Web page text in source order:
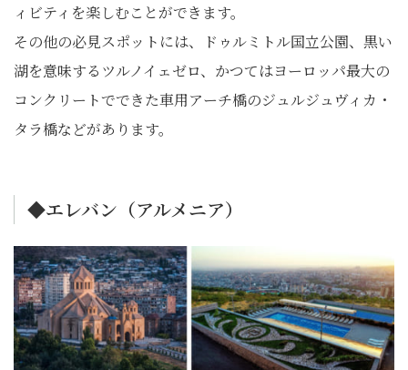
ィビティを楽しむことができます。
その他の必見スポットには、ドゥルミトル国立公園、黒い
湖を意味するツルノイェゼロ、かつてはヨーロッパ最大の
コンクリートでできた車用アーチ橋のジュルジュヴィカ・
タラ橋などがあります。
◆エレバン（アルメニア）